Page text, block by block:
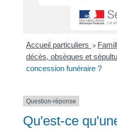
Accueil particuliers >
décès, obsèques et
concession funéraire ?
Question-réponse
Qu'est-ce